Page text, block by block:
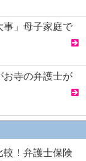
事」母子家庭で
お寺の弁護士が
較！弁護士保険